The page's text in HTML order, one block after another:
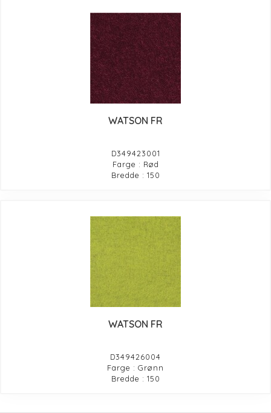
WATSON FR
D349423001
Farge : Rød
Bredde : 150
WATSON FR
D349426004
Farge : Grønn
Bredde : 150